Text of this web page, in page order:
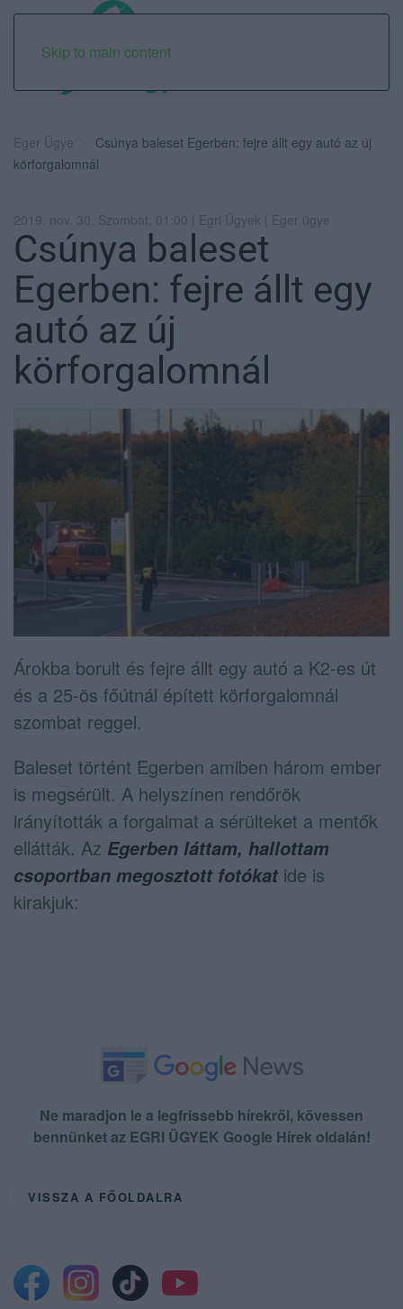
Skip to main content
Eger Ügye
Csúnya baleset Egerben: fejre állt egy autó az új
körforgalomnál
2019. nov. 30. Szombat, 01:00 | Egri Ügyek | Eger ügye
Csúnya baleset
Egerben: fejre állt egy
autó az új
körforgalomnál
Árokba borult és fejre állt egy autó a K2-es út
és a 25-ös főútnál épített körforgalomnál
szombat reggel.
Baleset történt Egerben amiben három ember
is megsérült. A helyszínen rendőrök
irányították a forgalmat a sérülteket a mentők
ellátták. Az Egerben láttam, hallottam
csoportban megosztott fotókat ide is
kirakjuk:
Ne maradjon le a legfrissebb hírekről, kövessen
bennünket az EGRI ÜGYEK Google Hírek oldalán!
VISSZA A FŐOLDALRA